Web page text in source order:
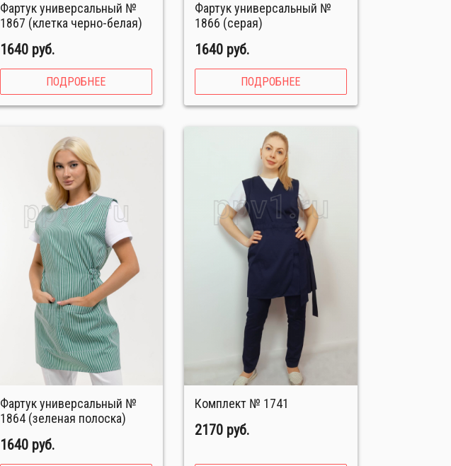
Фартук универсальный №
1867 (клетка черно-белая)
1640 руб.
ПОДРОБНЕЕ
Фартук универсальный №
1866 (серая)
1640 руб.
ПОДРОБНЕЕ
Фартук универсальный №
1864 (зеленая полоска)
1640 руб.
Комплект № 1741
2170 руб.